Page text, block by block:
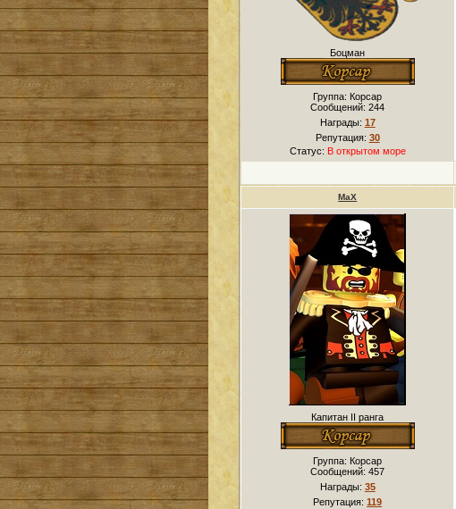
Боцман
Группа: Корсар
Сообщений:244
Награды: 17
Репутация: 30
Статус: В открытом море
MaX
Капитан II ранга
Группа: Корсар
Сообщений:457
Награды: 35
Репутация:119